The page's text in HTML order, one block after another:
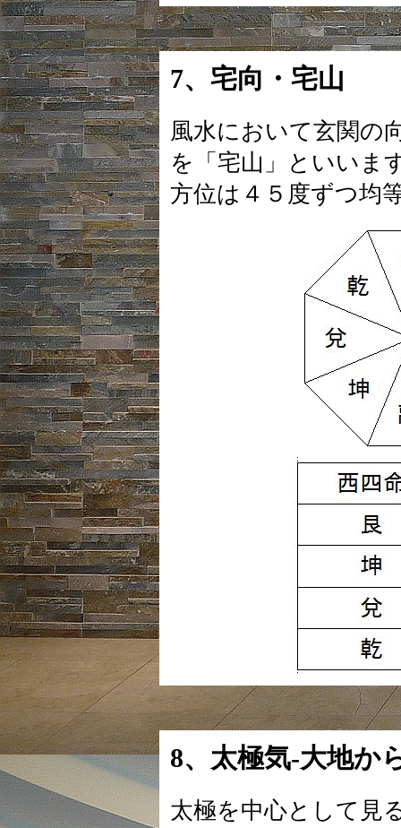
7、宅向・宅山
風水において玄関の
を「宅山」といいま
方位は４５度ずつ均
8、太極気-大地か
太極を中心として見